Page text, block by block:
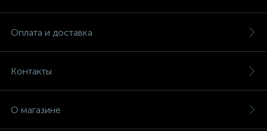
Оплата и доставка
Контакты
О магазине